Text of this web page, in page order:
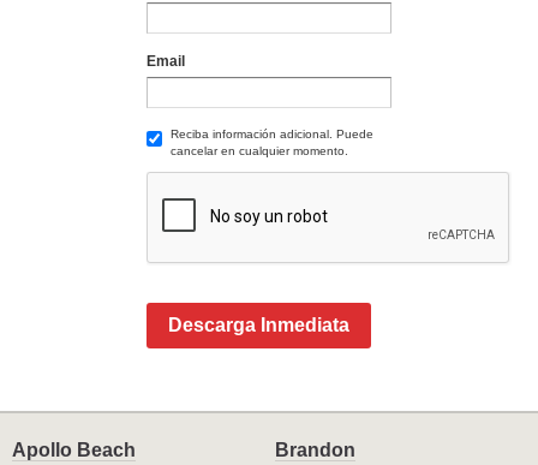
Email
Reciba información adicional. Puede
cancelar en cualquier momento.
Descarga Inmediata
Apollo Beach
Brandon